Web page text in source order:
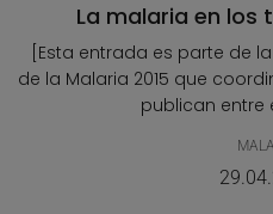
La malaria en los
[Esta entrada es parte de
de la Malaria 2015 que
publican entre